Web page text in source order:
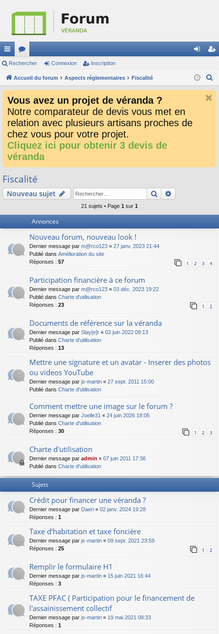
ac
co
ci
or
u
s
ne cri
Rechercher Connexion Inscription
Accueil du forum Aspects réglementaires Fiscalité
Vous avez un projet de véranda ?
Notre comparateur de devis vous met en
relation avec plusieurs artisans proches de
chez vous pour votre projet.
Cliquez ici pour obtenir 3 devis de
véranda
Fiscalité
Nouveau sujet Rechercher
21 sujets • Page 1 sur 1
Annonces
Nouveau forum, nouveau look !
Dernier message par m@rco123 « 27 janv. 2023 21:44
Publié dans Amélioration du site
Réponses : 57 1 2 3 4
Participation financière à ce forum
Dernier message par m@rco123 « 03 déc. 2023 19:22
Publié dans Charte d'utilisation
Réponses : 23 1 2
Documents de référence sur la véranda
Dernier message par Slay[e]r « 02 juin 2022 09:13
Publié dans Charte d'utilisation
Réponses : 13
Mettre une signature et un avatar - Inserer des photos
ou videos YouTube
Dernier message par js-martin « 27 sept. 2011 15:00
Publié dans Charte d'utilisation
Comment mettre une image sur le forum ?
Dernier message par Joelle31 « 24 juin 2026 18:05
Publié dans Charte d'utilisation
Réponses : 30 1 2 3
Charte d'utilisation
Dernier message par admin « 07 juin 2011 17:36
Publié dans Charte d'utilisation
Sujets
Crédit pour financer une véranda ?
Dernier message par Daeri « 02 janv. 2024 19:28
Réponses : 1
Taxe d’habitation et taxe foncière
Dernier message par js-martin « 09 sept. 2021 23:59
Réponses : 25 1 2
Remplir le formulaire H1
Dernier message par js-martin « 15 juin 2021 16:44
Réponses : 3
TAXE PFAC ( Participation pour le financement de
l'assainissement collectif
Dernier message par js-martin « 19 mai 2021 08:33
Réponses : 1